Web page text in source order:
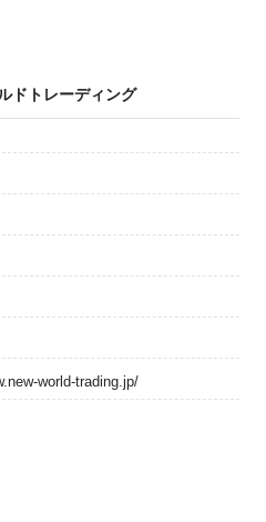
ドトレーディング
world-trading.jp/